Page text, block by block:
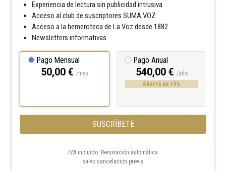
Experiencia de lectura sin publicidad intrusiva
Acceso al club de suscriptores SUMA VOZ
Acceso a la hemeroteca de La Voz desde 1882
Newsletters informativas
Pago Mensual
50,00 € /mes
Pago Anual
540,00 € /año
Ahorra un 10%
SUSCRÍBETE
IVA incluido. Renovación automática
salvo cancelación previa